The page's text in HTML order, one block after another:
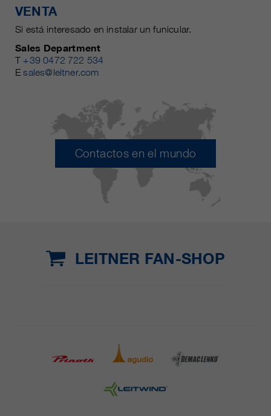
VENTA
Si está interesado en instalar un funicular.
Sales Department
T +39 0472 722 534
Esales@leitner.com
Contactos en el mundo
LEITNER FAN-SHOP